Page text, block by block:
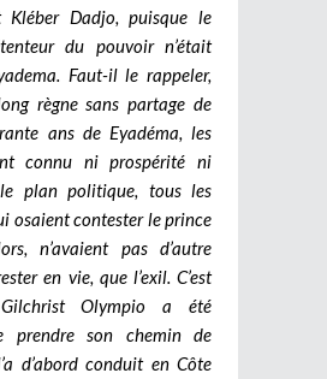
Kléber Dadjo, puisque le
du pouvoir n’était
Faut-il le rappeler,
règne sans partage de
ans de Eyadéma, les
connu ni prospérité ni
plan politique, tous les
osaient contester le prince
n’avaient pas d’autre
en vie, que l’exil. C’est
Olympio a été
prendre son chemin de
d’abord conduit en Côte